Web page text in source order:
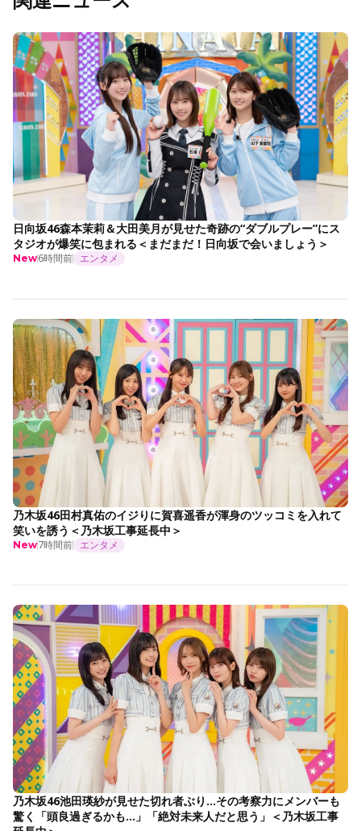
日向坂46森本茉莉＆大田美月が見せた奇跡の“ダブルプレー”にス
タジオが爆笑に包まれる＜まだまだ！日向坂で会いましょう＞
New6時間前 エンタメ
乃木坂46田村真佑のイジりに賀喜遥香が渾身のツッコミを入れて
笑いを誘う＜乃木坂工事延長中＞
New7時間前 エンタメ
乃木坂46池田瑛紗が見せた切れ者ぶり…その考察力にメンバーも
驚く「頭良過ぎるかも…」「絶対未来人だと思う」＜乃木坂工事